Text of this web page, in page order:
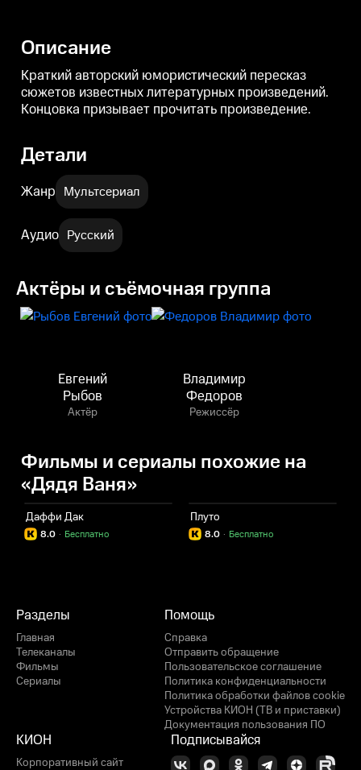
Описание
Краткий авторский юмористический пересказ
сюжетов известных литературных произведений.
Концовка призывает прочитать произведение.
Детали
Жанр Мультсериал
Аудио Русский
Актёры и съёмочная группа
Евгений
Рыбов
Актёр
Владимир
Федоров
Режиссёр
Фильмы и сериалы похожие на
«Дядя Ваня»
Даффи Дак
8.0 Бесплатно
·
Плуто
8.0 Бесплатно
·
Разделы
Главная
Телеканалы
Фильмы
Сериалы
Помощь
Справка
Отправить обращение
Пользовательское соглашение
Политика конфиденциальности
Политика обработки файлов cookie
Устройства КИОН (ТВ и приставки)
Документация пользования ПО
КИОН
Корпоративный сайт
Подписывайся